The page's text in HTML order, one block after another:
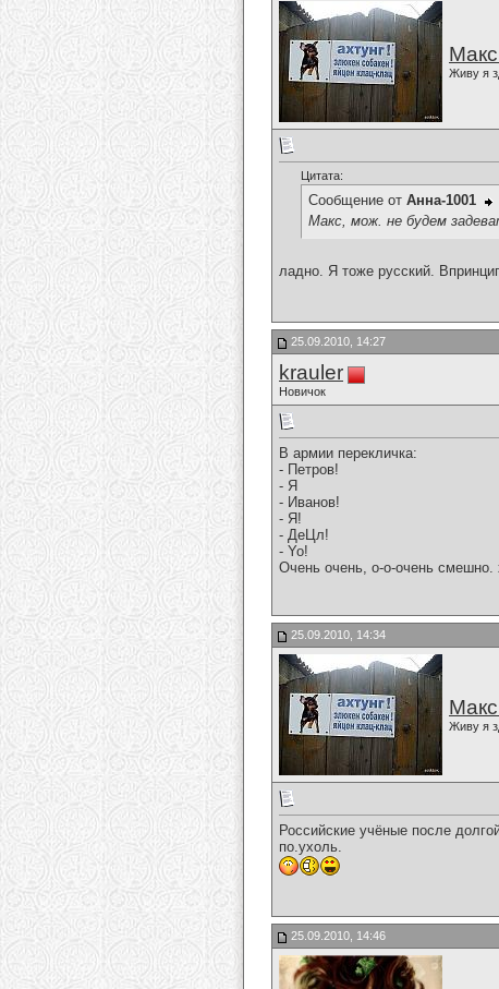
Живу я
Цитата:
Сообщение от Анна-1001
Макс, мож. не будем
ладно. Я тоже русский.
25.09.2010, 14:27
krauler
Новичок
В армии перекличка:
- Петров!
- Я
- Иванов!
- Я!
- ДеЦл!
- Yo!
Очень очень, о-о-очень смешно.
25.09.2010, 14:34
Живу я
Российские учёные после
по.ухоль.
25.09.2010, 14:46